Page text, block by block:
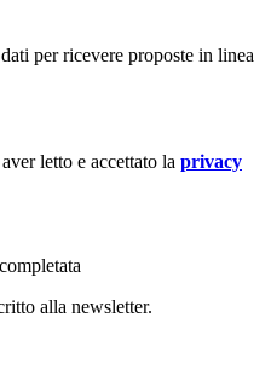
per ricevere proposte in linea
letto e accettato la privacy
alla newsletter.